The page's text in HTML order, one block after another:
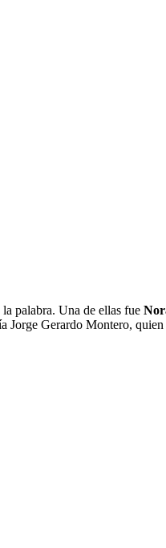
palabra. Una de ellas fue
Jorge Gerardo Montero,